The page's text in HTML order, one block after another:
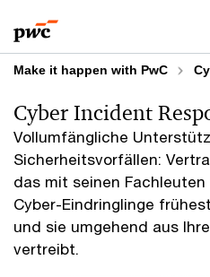
to
content
to
footer
Make it happen with PwC
Vollumfängliche
Sicherheitsvorfällen:
das mit seinen
Cyber-Eindringlinge
und sie umgehend aus
vertreibt.
Cyber Incident